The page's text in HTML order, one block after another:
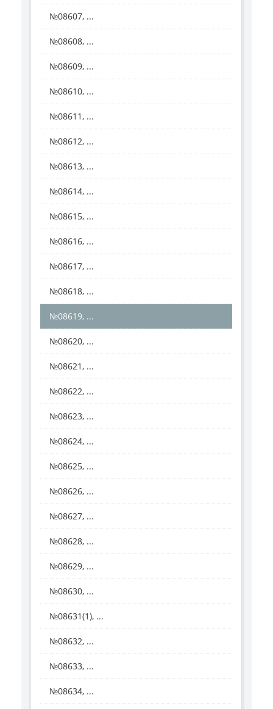
№08607, ...
№08608, ...
№08609, ...
№08610, ...
№08611, ...
№08612, ...
№08613, ...
№08614, ...
№08615, ...
№08616, ...
№08617, ...
№08618, ...
№08619, ...
№08620, ...
№08621, ...
№08622, ...
№08623, ...
№08624, ...
№08625, ...
№08626, ...
№08627, ...
№08628, ...
№08629, ...
№08630, ...
№08631(1), ...
№08632, ...
№08633, ...
№08634, ...